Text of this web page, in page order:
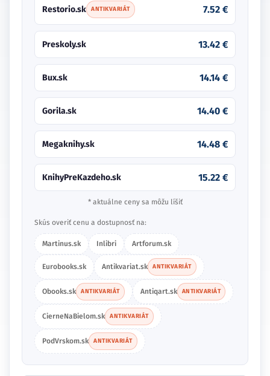
Restorio.sk ANTIKVARIÁT 7.52 €
Preskoly.sk 13.42 €
Bux.sk 14.14 €
Gorila.sk 14.40 €
Megaknihy.sk 14.48 €
KnihyPreKazdeho.sk 15.22 €
* aktuálne ceny sa môžu líšiť
Skús overiť cenu a dostupnosť na:
Martinus.sk Inlibri Artforum.sk
Eurobooks.sk Antikvariat.sk ANTIKVARIÁT
Obooks.sk ANTIKVARIÁT Antiqart.sk ANTIKVARIÁT
CierneNaBielom.sk ANTIKVARIÁT
PodVrskom.sk ANTIKVARIÁT